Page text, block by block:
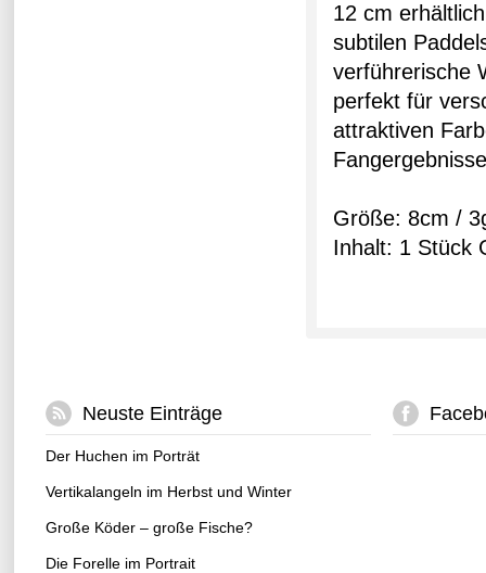
12 cm
subtilen
verführerische
perfekt für
attraktiven
Größe: 8cm /
Inhalt: 1 Stück
Neuste Einträge
Der Huchen im Porträt
Vertikalangeln im Herbst und Winter
Große Köder – große Fische?
Die Forelle im Portrait